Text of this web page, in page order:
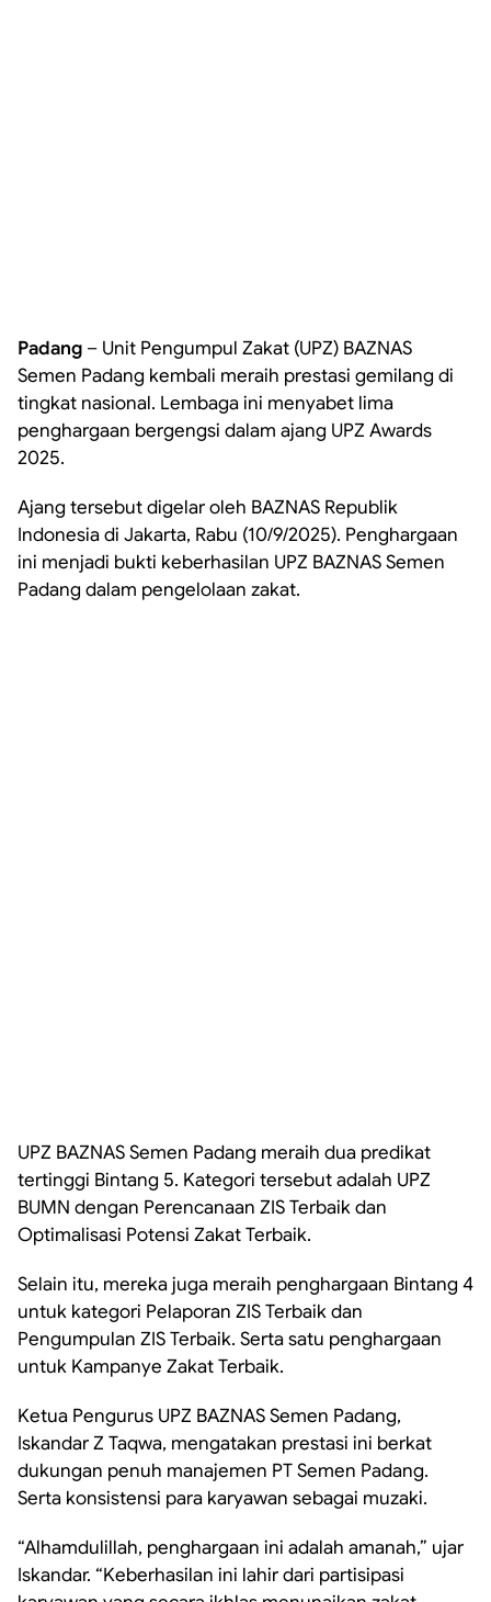
Padang – Unit Pengumpul Zakat (UPZ) BAZNAS
Semen Padang kembali meraih prestasi gemilang di
tingkat nasional. Lembaga ini menyabet lima
penghargaan bergengsi dalam ajang UPZ Awards
2025.
Ajang tersebut digelar oleh BAZNAS Republik
Indonesia di Jakarta, Rabu (10/9/2025). Penghargaan
ini menjadi bukti keberhasilan UPZ BAZNAS Semen
Padang dalam pengelolaan zakat.
UPZ BAZNAS Semen Padang meraih dua predikat
tertinggi Bintang 5. Kategori tersebut adalah UPZ
BUMN dengan Perencanaan ZIS Terbaik dan
Optimalisasi Potensi Zakat Terbaik.
Selain itu, mereka juga meraih penghargaan Bintang 4
untuk kategori Pelaporan ZIS Terbaik dan
Pengumpulan ZIS Terbaik. Serta satu penghargaan
untuk Kampanye Zakat Terbaik.
Ketua Pengurus UPZ BAZNAS Semen Padang,
Iskandar Z Taqwa, mengatakan prestasi ini berkat
dukungan penuh manajemen PT Semen Padang.
Serta konsistensi para karyawan sebagai muzaki.
“Alhamdulillah, penghargaan ini adalah amanah,” ujar
Iskandar. “Keberhasilan ini lahir dari partisipasi